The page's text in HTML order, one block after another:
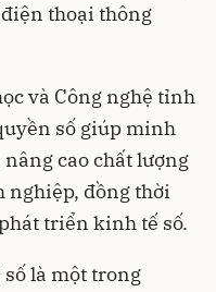
thoại thông
và Công nghệ tỉnh
số giúp minh
cao chất lượng
nghiệp, đồng thời
triển kinh tế số.
là một trong